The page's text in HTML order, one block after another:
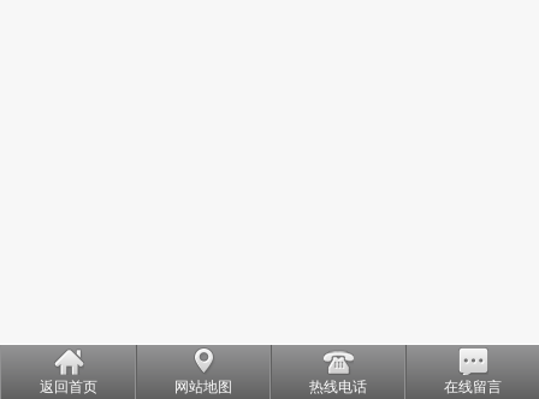
返回首页 网站地图 热线电话 在线留言